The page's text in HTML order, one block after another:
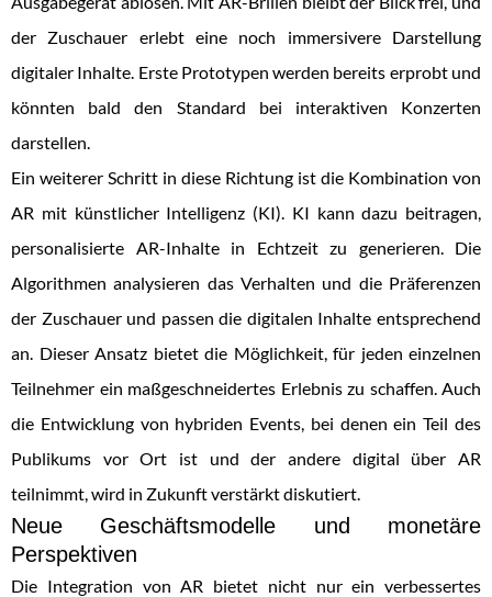
der Zuschauer erlebt eine noch immersivere Darstellung
digitaler Inhalte. Erste Prototypen werden bereits erprobt und
könnten bald den Standard bei interaktiven Konzerten
darstellen.
Ein weiterer Schritt in diese Richtung ist die Kombination von
AR mit künstlicher Intelligenz (KI). KI kann dazu beitragen,
personalisierte AR-Inhalte in Echtzeit zu generieren. Die
Algorithmen analysieren das Verhalten und die Präferenzen
der Zuschauer und passen die digitalen Inhalte entsprechend
an. Dieser Ansatz bietet die Möglichkeit, für jeden einzelnen
Teilnehmer ein maßgeschneidertes Erlebnis zu schaffen. Auch
die Entwicklung von hybriden Events, bei denen ein Teil des
Publikums vor Ort ist und der andere digital über AR
teilnimmt, wird in Zukunft verstärkt diskutiert.
Neue Geschäftsmodelle und monetäre
Perspektiven
Die Integration von AR bietet nicht nur ein verbessertes